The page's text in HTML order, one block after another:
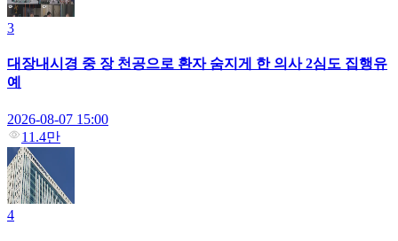
3
대장내시경 중 장 천공으로 환자 숨지게 한 의사 2심도 집행유
예
2026-08-07 15:00
11.4만
4